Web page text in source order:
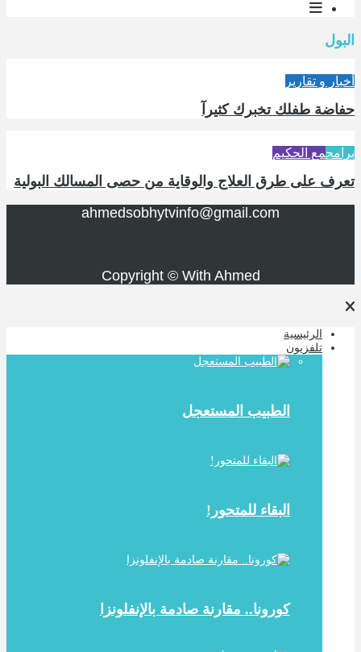
البول
أخبار و تقارير
حفاضة طفلك تخبرك كثيرآ
برامجمع الحكيم
تعرف على طرق العلاج والوقاية من حصى المسالك البولية
ahmedsobhytvinfo@gmail.com
Copyright © With Ahmed
الرئيسية
تلفزيون
الطبيب المستعجل
البقاء للمتحور!
كورونا.. مقارنة صادمة بالإنفلونزا